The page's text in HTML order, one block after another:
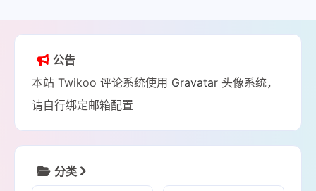
公告
本站 Twikoo 评论系统使用 Gravatar 头像系统，
请自行绑定邮箱配置
分类